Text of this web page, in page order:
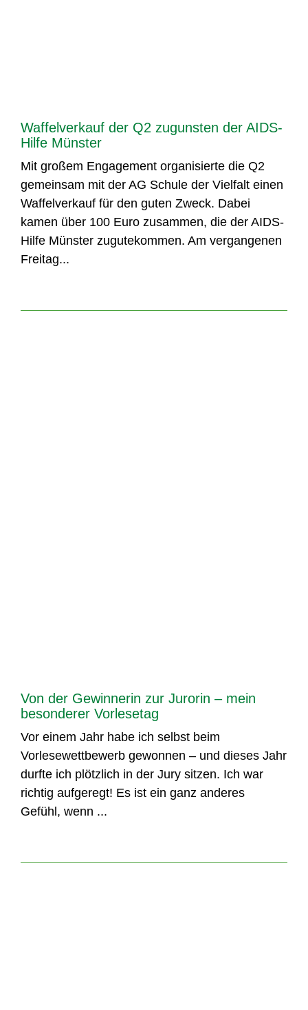
Waffelverkauf der Q2 zugunsten der AIDS-
Hilfe Münster
Mit großem Engagement organisierte die Q2
gemeinsam mit der AG Schule der Vielfalt einen
Waffelverkauf für den guten Zweck. Dabei
kamen über 100 Euro zusammen, die der AIDS-
Hilfe Münster zugutekommen. Am vergangenen
Freitag...
Von der Gewinnerin zur Jurorin – mein
besonderer Vorlesetag
Vor einem Jahr habe ich selbst beim
Vorlesewettbewerb gewonnen – und dieses Jahr
durfte ich plötzlich in der Jury sitzen. Ich war
richtig aufgeregt! Es ist ein ganz anderes
Gefühl, wenn ...